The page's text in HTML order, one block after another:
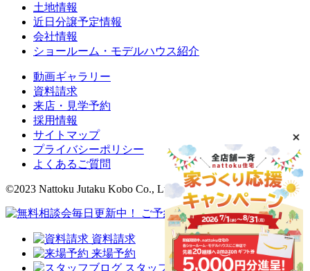
土地情報
近日分譲予定情報
会社情報
ショールーム・モデルハウス紹介
動画ギャラリー
資料請求
来店・見学予約
採用情報
サイトマップ
プライバシーポリシー
よくあるご質問
©2023 Nattoku Jutaku Kobo Co., Ltd.
資料請求
来場予約
スタッフブログ